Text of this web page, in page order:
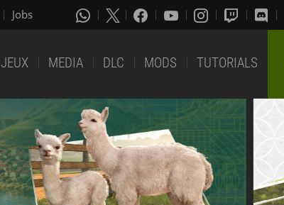
Jobs
JEUX MEDIA DLC MODS TUTORIALS